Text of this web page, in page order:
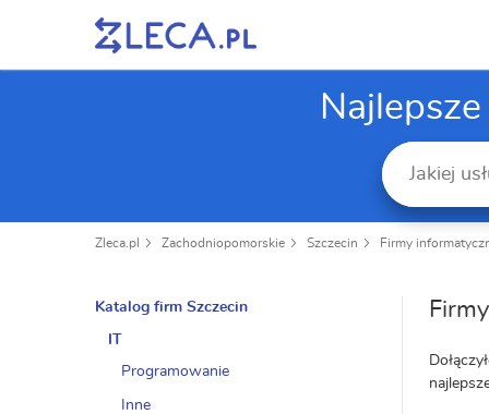
Zleca.pl Zachodniopomorskie Szczecin Firmy
Katalog firm Szczecin
IT
Programowanie
Inne